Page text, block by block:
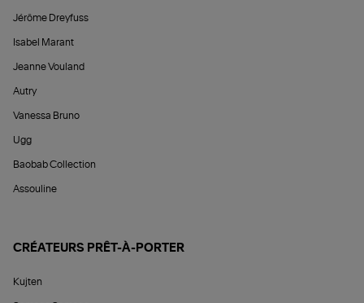
Jérôme Dreyfuss
Isabel Marant
Jeanne Vouland
Autry
Vanessa Bruno
Ugg
Baobab Collection
Assouline
CRÉATEURS PRÊT-À-PORTER
Kujten